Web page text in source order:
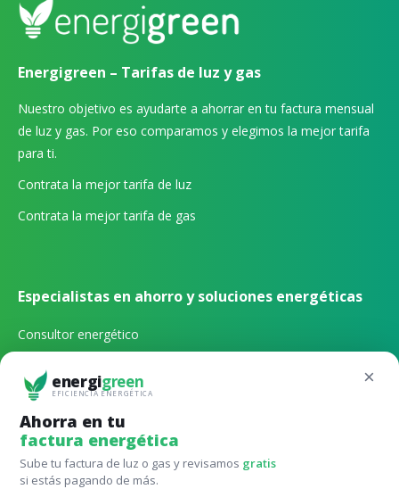
Energigreen – Tarifas de luz y gas
Nuestro objetivo es ayudarte a ahorrar en tu factura mensual
de luz y gas. Por eso comparamos y elegimos la mejor tarifa
para ti.
Contrata la mejor tarifa de luz
Contrata la mejor tarifa de gas
Especialistas en ahorro y soluciones energéticas
Consultor energético
Gestión energética externa
Qué tarifa de luz contratar
Qué potencia de luz contratar
Calculadora autoconsumo online
energigreen
EFICIENCIA ENERGÉTICA
Ahorra en tu
factura energética
Sube tu factura de luz o gas y revisamos gratis
si estás pagando de más.
×